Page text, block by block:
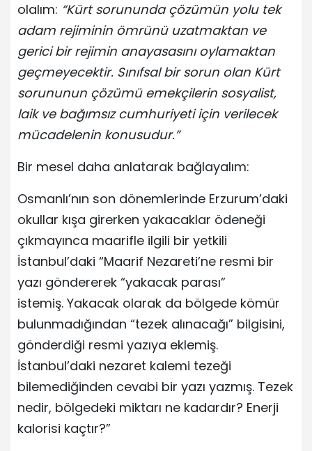
olalım: “Kürt sorununda çözümün yolu tek
adam rejiminin ömrünü uzatmaktan ve
gerici bir rejimin anayasasını oylamaktan
geçmeyecektir. Sınıfsal bir sorun olan Kürt
sorununun çözümü emekçilerin sosyalist,
laik ve bağımsız cumhuriyeti için verilecek
mücadelenin konusudur.”
Bir mesel daha anlatarak bağlayalım:
Osmanlı’nın son dönemlerinde Erzurum’daki
okullar kışa girerken yakacaklar ödeneği
çıkmayınca maarifle ilgili bir yetkili
İstanbul’daki “Maarif Nezareti’ne resmi bir
yazı göndererek “yakacak parası”
istemiş. Yakacak olarak da bölgede kömür
bulunmadığından “tezek alınacağı” bilgisini,
gönderdiği resmi yazıya eklemiş.
İstanbul’daki nezaret kalemi tezeği
bilemediğinden cevabi bir yazı yazmış. Tezek
nedir, bölgedeki miktarı ne kadardır? Enerji
kalorisi kaçtır?”